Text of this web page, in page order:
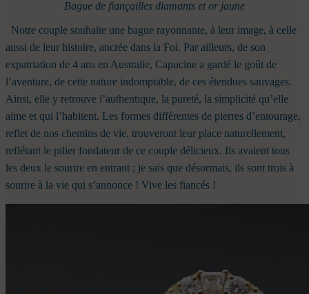
Bague de fiançailles diamants et or jaune
Notre couple souhaite une bague rayonnante, à leur image, à celle
aussi de leur histoire, ancrée dans la Foi. Par ailleurs, de son
expatriation de 4 ans en Australie, Capucine a gardé le goût de
l’aventure, de cette nature indomptable, de ces étendues sauvages.
Ainsi, elle y retrouve l’authentique, la pureté, la simplicité qu’elle
aime et qui l’habitent. Les formes différentes de pierres d’entourage,
reflet de nos chemins de vie, trouveront leur place naturellement,
reflétant le pilier fondateur de ce couple délicieux. Ils avaient tous
les deux le sourire en entrant ; je sais que désormais, ils sont trois à
sourire à la vie qui s’annonce ! Vive les fiancés !